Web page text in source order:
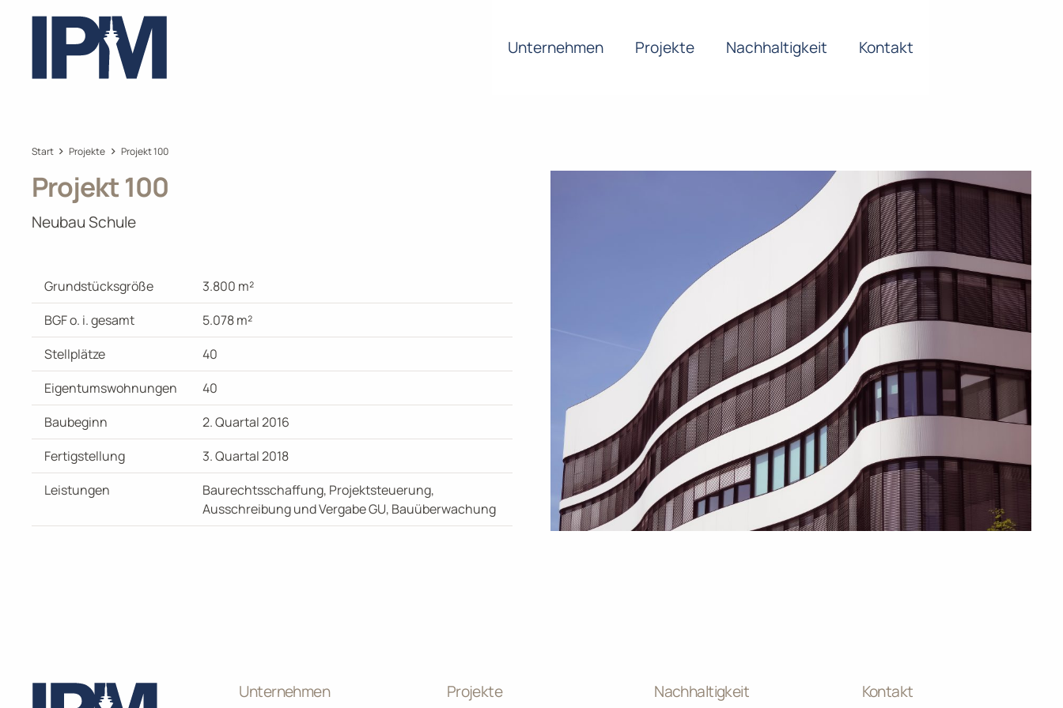
Unternehmen Projekte Nachhaltigkeit Kontakt
Start Projekte Projekt 100
Projekt 100
Neubau Schule
Grundstücksgröße
3.800 m²
BGF o. i. gesamt
5.078 m²
Stellplätze
40
Eigentumswohnungen
40
Baubeginn
2. Quartal 2016
Fertigstellung
3. Quartal 2018
Leistungen
Baurechtsschaffung, Projektsteuerung,
Ausschreibung und Vergabe GU, Bauüberwachung
Unternehmen Projekte Nachhaltigkeit Kontakt